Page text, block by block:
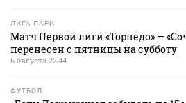
ЛИГА ПАРИ
Матч Первой лиги «Торпедо» —
перенесен с пятницы на субботу
6 августа 22:44
ФУТБОЛ